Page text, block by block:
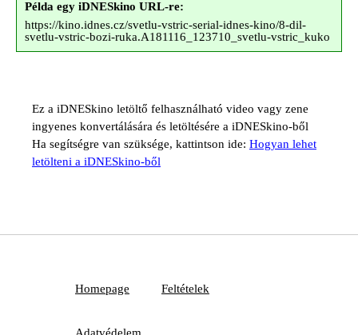
Példa egy iDNESkino URL-re:
https://kino.idnes.cz/svetlu-vstric-serial-idnes-kino/8-dil-
svetlu-vstric-bozi-ruka.A181116_123710_svetlu-vstric_kuko
Ez a iDNESkino letöltő felhasználható video vagy zene
ingyenes konvertálására és letöltésére a iDNESkino-ből
Ha segítségre van szüksége, kattintson ide: Hogyan lehet
letölteni a iDNESkino-ből
Homepage Feltételek